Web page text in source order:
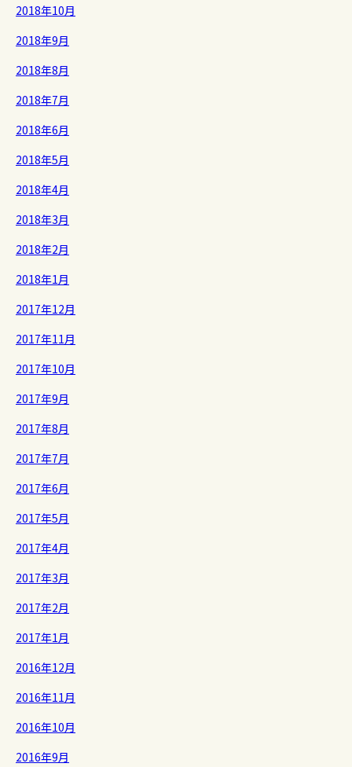
2018年10月
2018年9月
2018年8月
2018年7月
2018年6月
2018年5月
2018年4月
2018年3月
2018年2月
2018年1月
2017年12月
2017年11月
2017年10月
2017年9月
2017年8月
2017年7月
2017年6月
2017年5月
2017年4月
2017年3月
2017年2月
2017年1月
2016年12月
2016年11月
2016年10月
2016年9月